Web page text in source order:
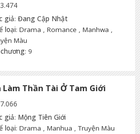
3.474
giả: Đang Cập Nhật
loại: Drama , Romance , Manhwa ,
Màu
: 9
Làm Thần Tài Ở Tam Giới
7.066
giả: Mộng Tiên Giới
loại: Drama , Manhua ,Truyện Màu